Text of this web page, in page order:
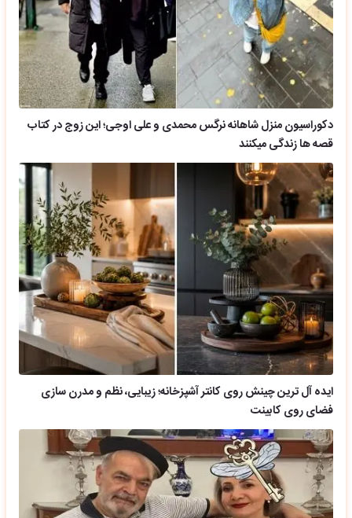
دکوراسیون منزل شاهانه نرگس محمدی و علی اوجی؛ این زوج در کتاب
قصه ها زندگی میکنند
ایده آل ترین چینش روی کانتر آشپزخانه؛ زیبایی، نظم و مدرن سازی
فضای روی کابینت